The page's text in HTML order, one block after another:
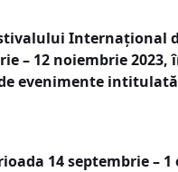
Internațional
– 12 noiembrie
evenimente intitulată
14 septembrie –